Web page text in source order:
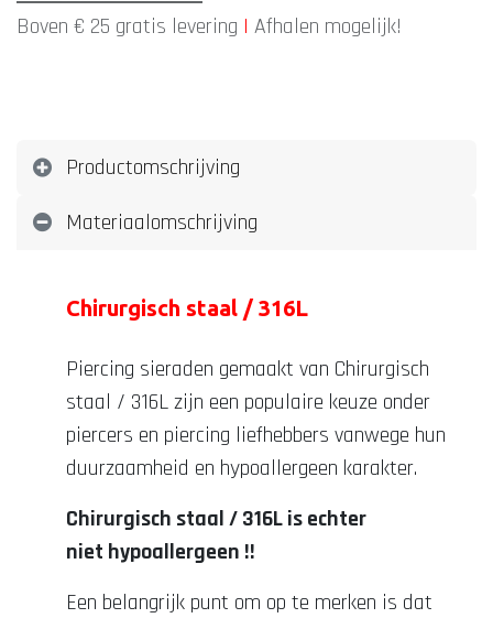
Boven € 25 gratis levering | Afhalen mogelijk!
Productomschrijving
Materiaalomschrijving
Chirurgisch staal / 316L
Piercing sieraden gemaakt van Chirurgisch
staal / 316L zijn een populaire keuze onder
piercers en piercing liefhebbers vanwege hun
duurzaamheid en hypoallergeen karakter.
Chirurgisch staal / 316L is echter
niet hypoallergeen !!
Een belangrijk punt om op te merken is dat